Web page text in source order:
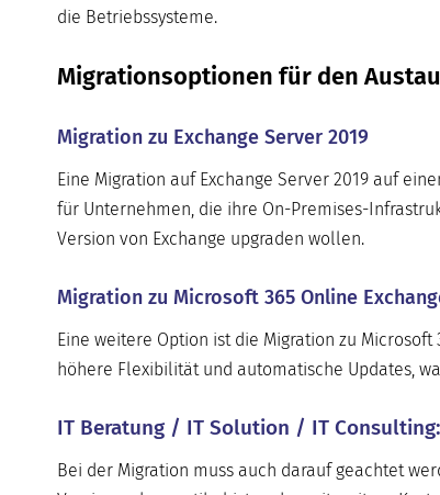
die Betriebssysteme.
Migrationsoptionen für den
Migration zu Exchange Server 2019
Eine Migration auf Exchange Server 2019 auf
für Unternehmen, die ihre On-Premises-
Version von Exchange upgraden wollen.
Migration zu Microsoft 365 Online
Eine weitere Option ist die Migration zu
höhere Flexibilität und automatische Updates,
IT Beratung / IT Solution / IT Consulting:
Bei der Migration muss auch darauf geachtet